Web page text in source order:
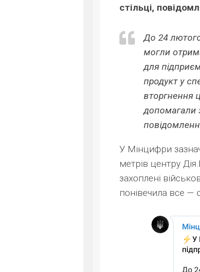
стільці,
До 24
могли
для
продукт у
вторгнення
допомагали
У Мінцифри
метрів центру
захоплені
понівечила все —